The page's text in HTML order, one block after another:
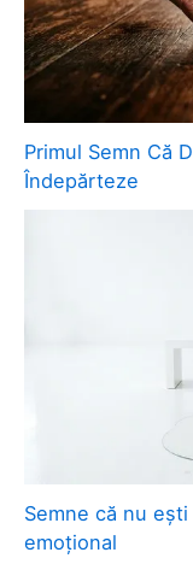
Primul Semn Că
Îndepărteze
Semne că nu
emoțional